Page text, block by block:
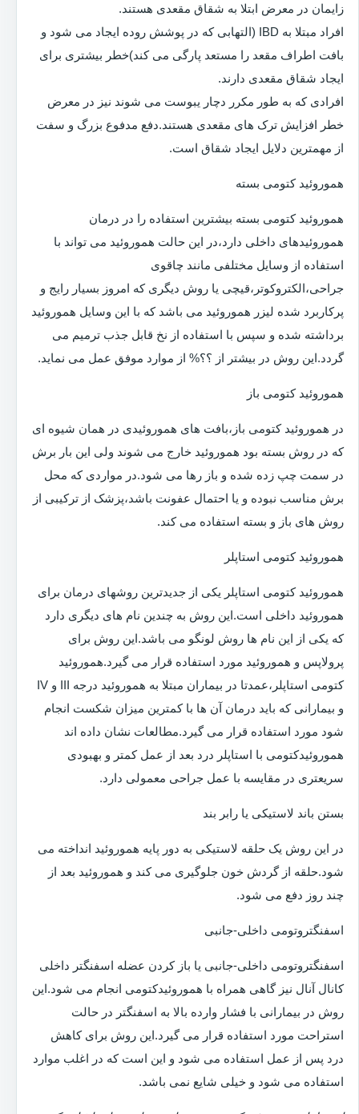
زایمان در معرض ابتلا به شقاق مقعدی هستند.
افراد مبتلا به IBD (التهابی که در پوشش روده ایجاد می شود و
بافت اطراف مقعد را مستعد پارگی می کند)خطر بیشتری برای
ایجاد شقاق مقعدی دارند.
افرادی که به طور مکرر دچار یبوست می شوند نیز در معرض
خطر افزایش ترک های مقعدی هستند.دفع مدفوع بزرگ و سفت
از مهمترین دلایل ایجاد شقاق است.
هموروئید کتومی بسته
هموروئید کتومی بسته بیشترین استفاده را در درمان
هموروئیدهای داخلی دارد،در این حالت هموروئید می تواند با
استفاده از وسایل مختلفی مانند چاقوی
جراحی،الکتروکوتر،قیچی یا روش دیگری که امروز بسیار رایج و
پرکاربرد شده لیزر هموروئید می باشد که با این وسایل هموروئید
برداشته شده و سپس با استفاده از نخ قابل جذب ترمیم می
گردد.این روش در بیشتر از ؟؟% از موارد موفق عمل می نماید.
هموروئید کتومی باز
در هموروئید کتومی باز،بافت های هموروئیدی در همان شیوه ای
که در روش بسته بود هموروئید خارج می شوند ولی این بار برش
در سمت چپ زده شده و باز رها می شود.در مواردی که محل
برش مناسب نبوده و یا احتمال عفونت باشد،پزشک از ترکیبی از
روش های باز و بسته استفاده می کند.
هموروئید کتومی استاپلر
هموروئید کتومی استاپلر یکی از جدیدترین روشهای درمان برای
هموروئید داخلی است.این روش به چندین نام های دیگری دارد
که یکی از این نام ها روش لونگو می باشد.این روش برای
پرولاپس و هموروئید مورد استفاده قرار می گیرد.هموروئید
کتومی استاپلر،عمدتا در بیماران مبتلا به هموروئید درجه III و IV
و بیمارانی که باید درمان آن ها با کمترین میزان شکست انجام
شود مورد استفاده قرار می گیرد.مطالعات نشان داده اند
هموروئیدکتومی با استاپلر درد بعد از عمل کمتر و بهبودی
سریعتری در مقایسه با عمل جراحی معمولی دارد.
بستن باند لاستیکی یا رابر بند
در این روش یک حلقه لاستیکی به دور پایه هموروئید انداخته می
شود.حلقه از گردش خون جلوگیری می کند و هموروئید بعد از
چند روز دفع می شود.
اسفنگتروتومی داخلی-جانبی
اسفنگتروتومی داخلی-جانبی یا باز کردن عضله اسفنگتر داخلی
کانال آنال نیز گاهی همراه با هموروئیدکتومی انجام می شود.این
روش در بیمارانی با فشار وارده بالا به اسفنگتر در حالت
استراحت مورد استفاده قرار می گیرد.این روش برای کاهش
درد پس از عمل استفاده می شود و این است که در اغلب موارد
استفاده می شود و خیلی شایع نمی باشد.